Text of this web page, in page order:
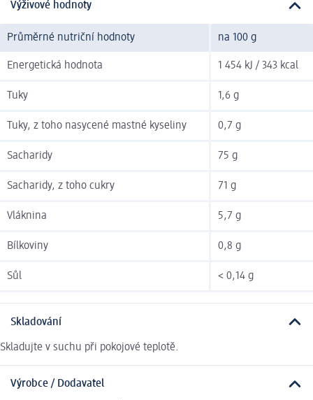
Výživové hodnoty
Průměrné nutriční hodnoty na 100 g
Energetická hodnota 1 454 kJ / 343 kcal
Tuky 1,6 g
Tuky, z toho nasycené mastné kyseliny 0,7 g
Sacharidy 75 g
Sacharidy, z toho cukry 71 g
Vláknina 5,7 g
Bílkoviny 0,8 g
Sůl < 0,14 g
Skladování
Skladujte v suchu při pokojové teplotě.
Výrobce / Dodavatel